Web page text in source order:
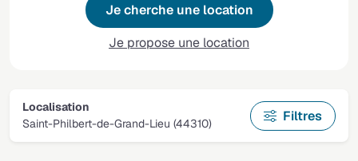
Je cherche une location
Je propose une location
Localisation
Saint-Philbert-de-Grand-Lieu (44310)
Filtres